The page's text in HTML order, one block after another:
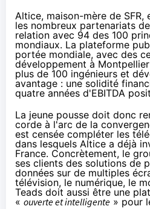
Altice, maison-mère de SFR,
les nombreux partenariats
relation avec 94 des 100
mondiaux. La plateforme
portée mondiale, avec des
développement à
plus de 100 ingénieurs et
avantage : une solidité
quatre années d'EBITDA
La jeune pousse doit donc
corde à l'arc de la
est censée compléter les
dans lesquels Altice a déjà
France. Concrètement, le
ses clients des solutions de
données sur de multiples
télévision, le numérique, le
Teads doit aussi être une
« ouverte et intelligente » pour